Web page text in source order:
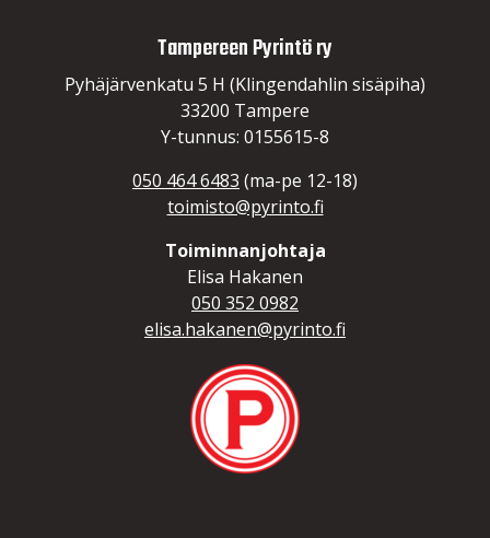
Tampereen Pyrintö ry
Pyhäjärvenkatu 5 H (Klingendahlin sisäpiha)
33200 Tampere
Y-tunnus: 0155615-8
050 464 6483 (ma-pe 12-18)
toimisto@pyrinto.fi
Toiminnanjohtaja
Elisa Hakanen
050 352 0982
elisa.hakanen@pyrinto.fi